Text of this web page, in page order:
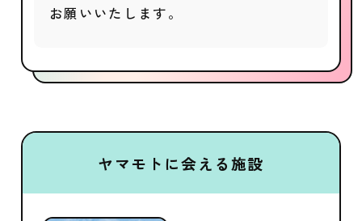
お願いいたします。
ヤマモトに会える施設